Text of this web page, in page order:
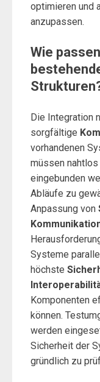
optimieren und
anzupassen.
Wie
Die Integration
sorgfältige
vorhandenen
müssen
eingebunden
Abläufe zu
Anpassung von
Systeme
höchste
Komponenten
können.
werden
Sicherheit der
gründlich zu